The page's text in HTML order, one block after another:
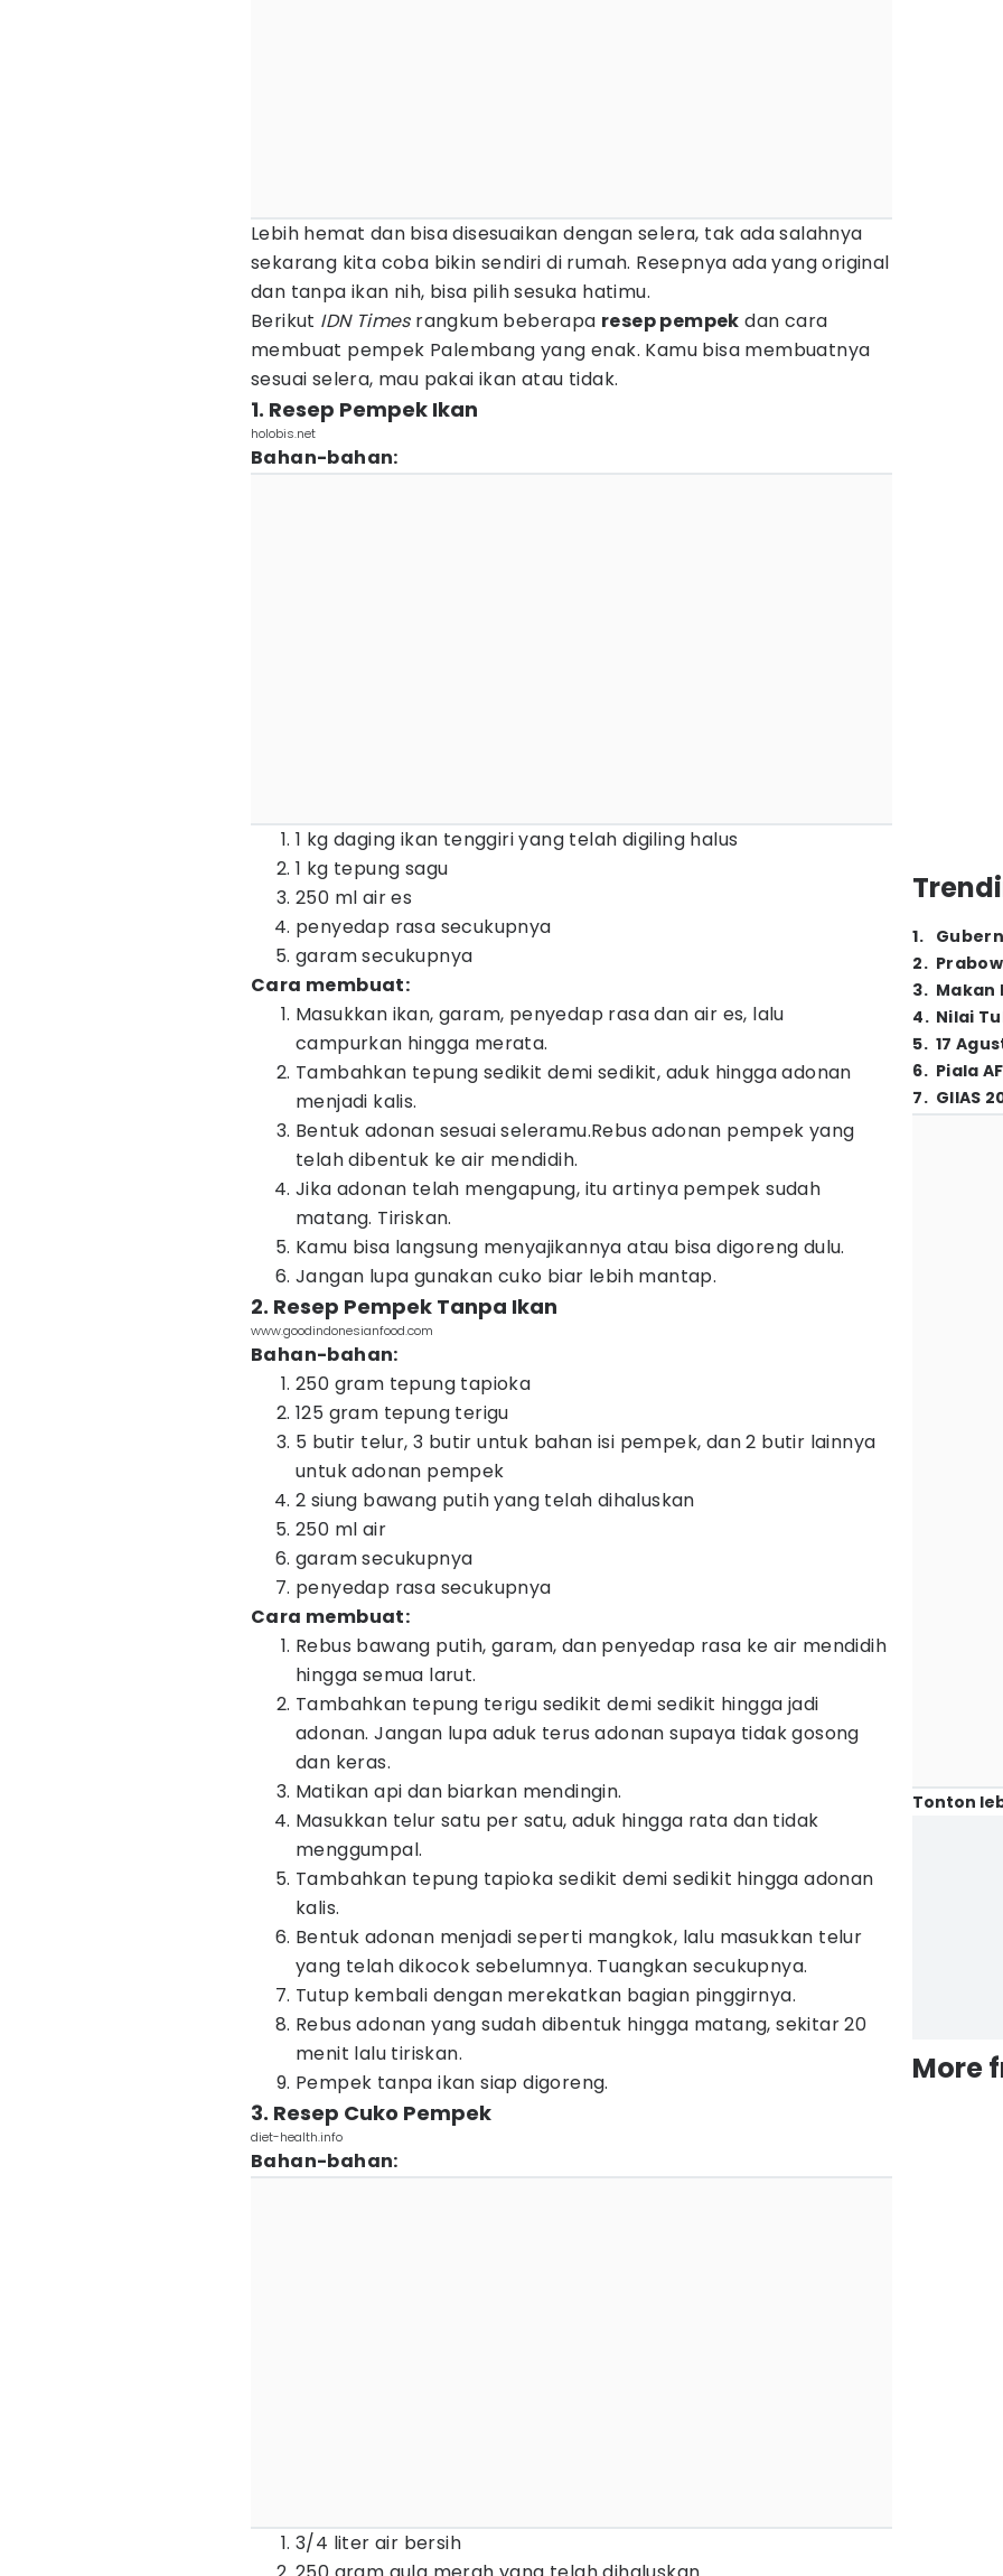
Lebih hemat dan bisa disesuaikan dengan selera, tak ada salahnya
sekarang kita coba bikin sendiri di rumah. Resepnya ada yang original
dan tanpa ikan nih, bisa pilih sesuka hatimu.
Berikut IDN Times rangkum beberapa resep pempek dan cara
membuat pempek Palembang yang enak. Kamu bisa membuatnya
sesuai selera, mau pakai ikan atau tidak.
1. Resep Pempek Ikan
holobis.net
Bahan-bahan:
1 kg daging ikan tenggiri yang telah digiling halus
1 kg tepung sagu
250 ml air es
penyedap rasa secukupnya
garam secukupnya
Cara membuat:
Masukkan ikan, garam, penyedap rasa dan air es, lalu
campurkan hingga merata.
Tambahkan tepung sedikit demi sedikit, aduk hingga adonan
menjadi kalis.
Bentuk adonan sesuai seleramu.Rebus adonan pempek yang
telah dibentuk ke air mendidih.
Jika adonan telah mengapung, itu artinya pempek sudah
matang. Tiriskan.
Kamu bisa langsung menyajikannya atau bisa digoreng dulu.
Jangan lupa gunakan cuko biar lebih mantap.
2. Resep Pempek Tanpa Ikan
www.goodindonesianfood.com
Bahan-bahan:
250 gram tepung tapioka
125 gram tepung terigu
5 butir telur, 3 butir untuk bahan isi pempek, dan 2 butir lainnya
untuk adonan pempek
2 siung bawang putih yang telah dihaluskan
250 ml air
garam secukupnya
penyedap rasa secukupnya
Cara membuat:
Rebus bawang putih, garam, dan penyedap rasa ke air mendidih
hingga semua larut.
Tambahkan tepung terigu sedikit demi sedikit hingga jadi
adonan. Jangan lupa aduk terus adonan supaya tidak gosong
dan keras.
Matikan api dan biarkan mendingin.
Masukkan telur satu per satu, aduk hingga rata dan tidak
menggumpal.
Tambahkan tepung tapioka sedikit demi sedikit hingga adonan
kalis.
Bentuk adonan menjadi seperti mangkok, lalu masukkan telur
yang telah dikocok sebelumnya. Tuangkan secukupnya.
Tutup kembali dengan merekatkan bagian pinggirnya.
Rebus adonan yang sudah dibentuk hingga matang, sekitar 20
menit lalu tiriskan.
Pempek tanpa ikan siap digoreng.
3. Resep Cuko Pempek
diet-health.info
Bahan-bahan:
3/4 liter air bersih
1.
2.
3. Makan
4. Nilai
5. 17
6. Piala
7. GIIAS
Tonton
More